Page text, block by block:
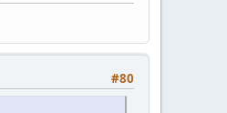
#80